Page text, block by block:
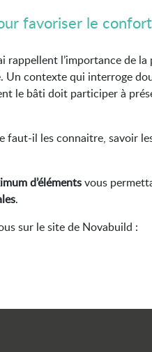
favoriser le
rappellent l’importance de
contexte qui interroge
le bâti doit participer à
faut-il les connaitre, savoir
d’élémentsvous
.
sur le site de Novabuild :